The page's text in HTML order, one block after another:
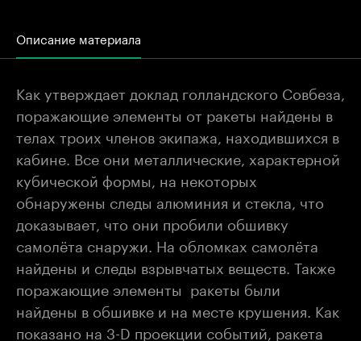
Описание материала
Как утверждает доклад голландского Совбеза,
поражающие элементы от ракеты найдены в
телах троих членов экипажа, находившихся в
кабине. Все они металлические, характерной
кубической формы, на некоторых
обнаружены следы алюминия и стекла, что
доказывает, что они пробили обшивку
самолёта снаружи. На обломках самолёта
найдены и следы взрывчатых веществ. Также
поражающие элементы ракеты были
найдены в обшивке и на месте крушения. Как
показано на 3-D проекции событий, ракета